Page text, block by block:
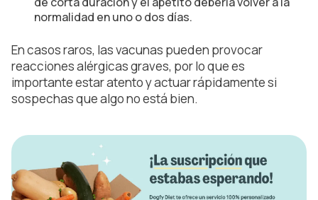
normalidad en uno o dos días.
En casos raros, las vacunas pueden provocar
reacciones alérgicas graves, por lo que es
importante estar atento y actuar rápidamente si
sospechas que algo no está bien.